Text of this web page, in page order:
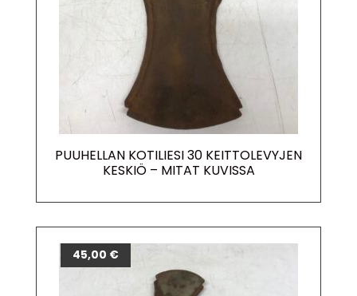
PUUHELLAN KOTILIESI 30 KEITTOLEVYJEN
KESKIÖ – MITAT KUVISSA
45,00 €